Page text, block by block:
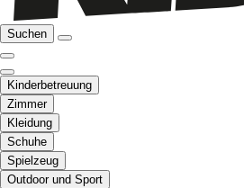
Suchen
Kinderbetreuung
Zimmer
Kleidung
Schuhe
Spielzeug
Outdoor und Sport